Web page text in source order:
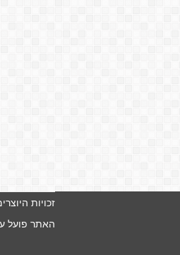
זכויות
האתר פועל